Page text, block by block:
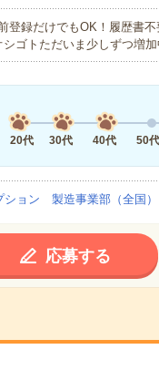
登録だけでもOK！履歴書
ゴトただいま少しずつ増
20代
30代 40代 50代
ション 製造事業部（全国）
応募する